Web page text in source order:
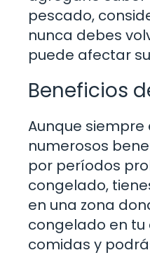
pescado,
nunca debes
puede afectar
Beneficios
Aunque
numerosos
por períodos
congelado,
en una zona
congelado en
comidas y